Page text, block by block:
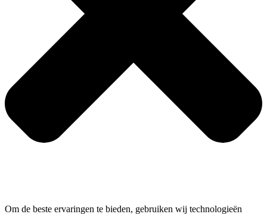
Om de beste ervaringen te bieden, gebruiken wij technologieën